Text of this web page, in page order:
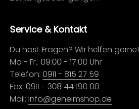
Service & Kontakt
Du hast Fragen? Wir helfen gerne!
Mo - Fr.: 09:00 - 17:00 Uhr
Telefon: 0911 - 815 27 59
Fax: 0911 - 308 44 190 00
Mail: info@geheimshop.de